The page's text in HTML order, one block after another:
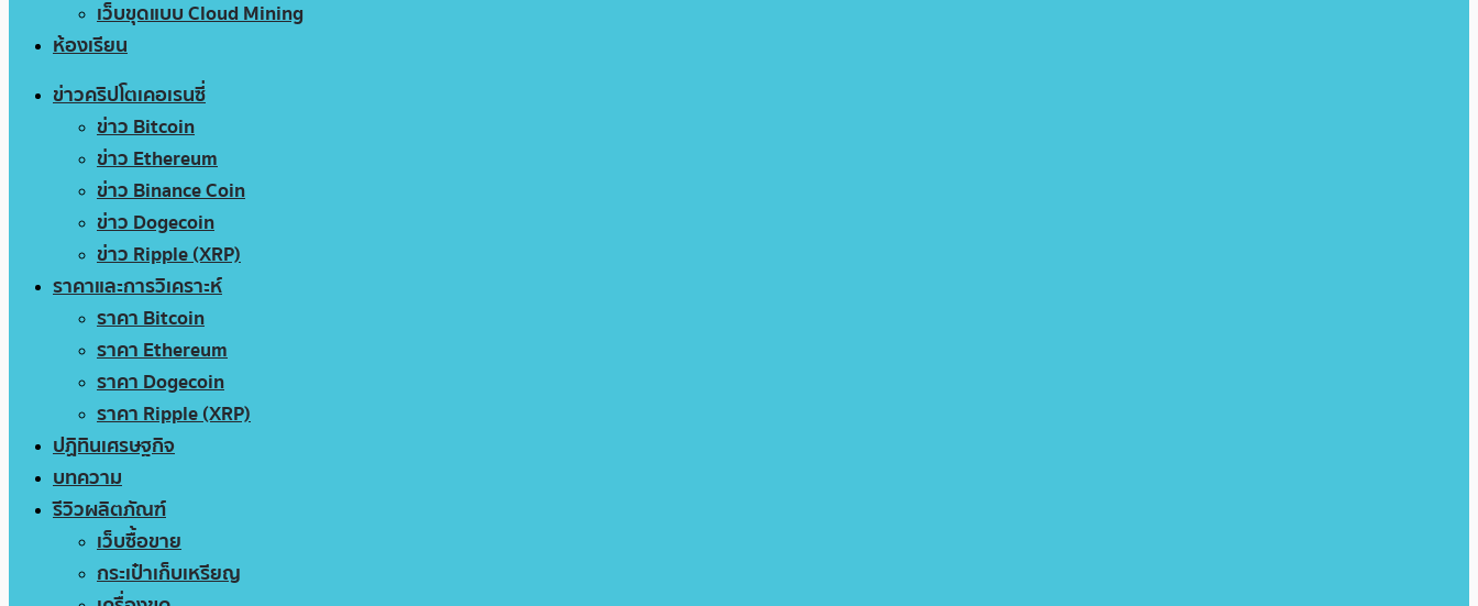
เว็บขุดแบบ Cloud Mining
ห้องเรียน
ข่าวคริปโตเคอเรนซี่
ข่าว Bitcoin
ข่าว Ethereum
ข่าว Binance Coin
ข่าว Dogecoin
ข่าว Ripple (XRP)
ราคาและการวิเคราะห์
ราคา Bitcoin
ราคา Ethereum
ราคา Dogecoin
ราคา Ripple (XRP)
ปฏิทินเศรษฐกิจ
บทความ
รีวิวผลิตภัณฑ์
เว็บซื้อขาย
กระเป๋าเก็บเหรียญ